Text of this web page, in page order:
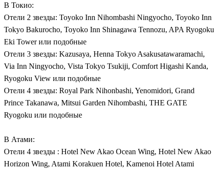
В Токио:
Отели 2 звезды: Toyoko Inn Nihombashi Ningyocho, Toyoko Inn
Tokyo Bakurocho, Toyoko Inn Shinagawa Tennozu, APA Ryogoku
Eki Tower или подобные
Отели 3 звезды: Kazusaya, Henna Tokyo Asakusatawaramachi,
Via Inn Ningyocho, Vista Tokyo Tsukiji, Comfort Higashi Kanda,
Ryogoku View или подобные
Отели 4 звезды: Royal Park Nihonbashi, Yenomidori, Grand
Prince Takanawa, Mitsui Garden Nihombashi, THE GATE
Ryogoku или подобные
В Атами:
Отели 4 звезды : Hotel New Akao Oсean Wing, Hotel New Akao
Horizon Wing, Atami Korakuen Hotel, Kamenoi Hotel Atami